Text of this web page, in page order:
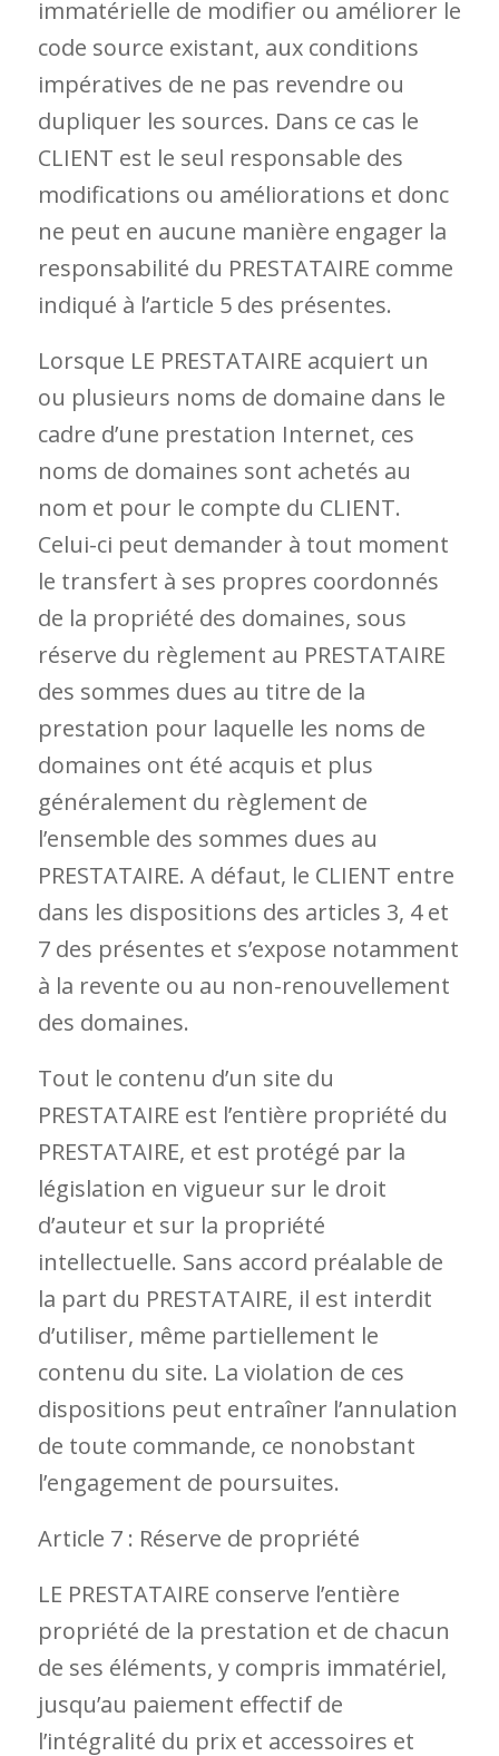
immatérielle de modifier ou améliorer le
code source existant, aux conditions
impératives de ne pas revendre ou
dupliquer les sources. Dans ce cas le
CLIENT est le seul responsable des
modifications ou améliorations et donc
ne peut en aucune manière engager la
responsabilité du PRESTATAIRE comme
indiqué à l’article 5 des présentes.
Lorsque LE PRESTATAIRE acquiert un
ou plusieurs noms de domaine dans le
cadre d’une prestation Internet, ces
noms de domaines sont achetés au
nom et pour le compte du CLIENT.
Celui-ci peut demander à tout moment
le transfert à ses propres coordonnés
de la propriété des domaines, sous
réserve du règlement au PRESTATAIRE
des sommes dues au titre de la
prestation pour laquelle les noms de
domaines ont été acquis et plus
généralement du règlement de
l’ensemble des sommes dues au
PRESTATAIRE. A défaut, le CLIENT entre
dans les dispositions des articles 3, 4 et
7 des présentes et s’expose notamment
à la revente ou au non-renouvellement
des domaines.
Tout le contenu d’un site du
PRESTATAIRE est l’entière propriété du
PRESTATAIRE, et est protégé par la
législation en vigueur sur le droit
d’auteur et sur la propriété
intellectuelle. Sans accord préalable de
la part du PRESTATAIRE, il est interdit
d’utiliser, même partiellement le
contenu du site. La violation de ces
dispositions peut entraîner l’annulation
de toute commande, ce nonobstant
l’engagement de poursuites.
Article 7 : Réserve de propriété
LE PRESTATAIRE conserve l’entière
propriété de la prestation et de chacun
de ses éléments, y compris immatériel,
jusqu’au paiement effectif de
l’intégralité du prix et accessoires et